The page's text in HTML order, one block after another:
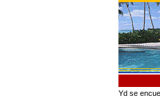
Yd se